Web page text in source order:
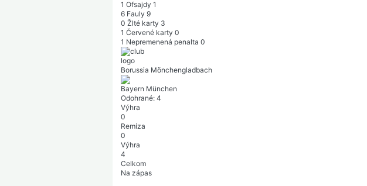
1 Ofsajdy 1
6 Fauly 9
0 Žlté karty 3
1 Červené karty 0
1 Nepremenená penalta 0
Borussia Mönchengladbach
Bayern München
Odohrané: 4
Výhra
0
Remíza
0
Výhra
4
Celkom
Na zápas